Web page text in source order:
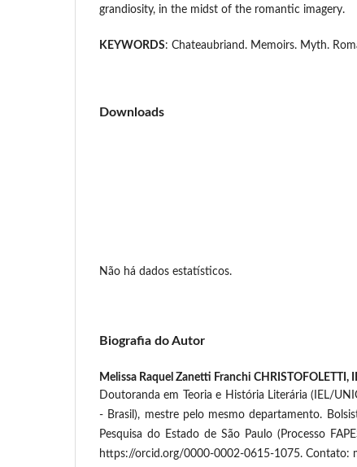
grandiosity, in the midst of the romantic imagery.
KEYWORDS: Chateaubriand. Memoirs. Myth.
Downloads
Não há dados estatísticos.
Biografia do Autor
Melissa Raquel Zanetti Franchi CHRISTOFOLETTI,
Doutoranda em Teoria e História Literária (IEL/
- Brasil), mestre pelo mesmo departamento.
Pesquisa do Estado de São Paulo (Processo
https://orcid.org/0000-0002-0615-1075. Contato: